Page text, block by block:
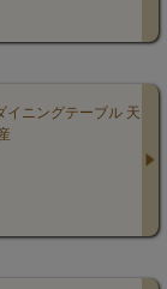
イニングテーブル 天